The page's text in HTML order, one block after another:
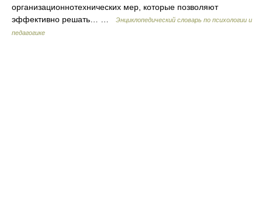
организационнотехнических мер, которые позволяют
эффективно решать… …
Энциклопедический словарь по психологии и
педагогике